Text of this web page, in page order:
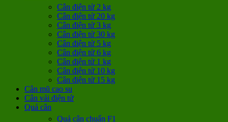
Cân điện tử 2 kg
Cân điện tử 20 kg
Cân điện tử 3 kg
Cân điện tử 30 kg
Cân điện tử 5 kg
Cân điện tử 6 kg
Cân điện tử 1 kg
Cân điện tử 10 kg
Cân điện tử 15 kg
Cân mũ cao su
Cân vải điện tử
Quả cân
Quả cân chuẩn F1